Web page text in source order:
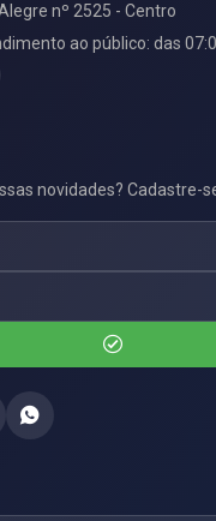
nº 2525 - Centro
ao público: das
novidades? Cadastre-